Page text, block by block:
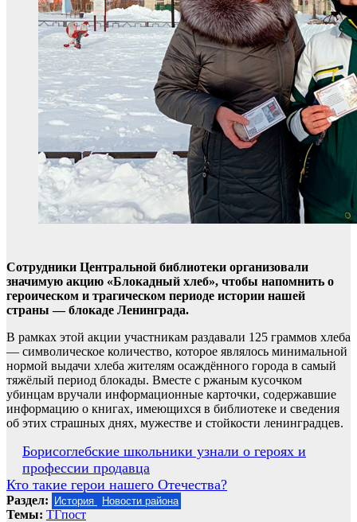
Сотрудники Центральной библиотеки организовали
значимую акцию «Блокадный хлеб», чтобы напомнить о
героическом и трагическом периоде истории нашей
страны — блокаде Ленинграда.
В рамках этой акции участникам раздавали 125 граммов хлеба
— символическое количество, которое являлось минимальной
нормой выдачи хлеба жителям осаждённого города в самый
тяжёлый период блокады. Вместе с ржаным кусочком
убинцам вручали информационные карточки, содержавшие
информацию о книгах, имеющихся в библиотеке и сведения
об этих страшных днях, мужестве и стойкости ленинградцев.
Навигация
по
записям
Борисоглебские школьники узнали о героях и
профессии продавца
Кто такие герои нашего Отечества?
Раздел: История Новости района
Темы: ТГпост